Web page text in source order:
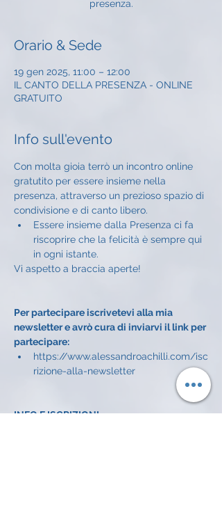
presenza.
Orario & Sede
19 gen 2025, 11:00 – 12:00
IL CANTO DELLA PRESENZA - ONLINE
GRATUITO
Info sull'evento
Con molta gioia terrò un incontro online
gratutito per essere insieme nella
presenza, attraverso un prezioso spazio di
condivisione e di canto libero.
Essere insieme dalla Presenza ci fa
riscoprire che la felicità è sempre qui
in ogni istante.
Vi aspetto a braccia aperte!
Per partecipare iscrivetevi alla mia
newsletter e avrò cura di inviarvi il link per
partecipare:
https://www.alessandroachilli.com/isc
rizione-alla-newsletter
INFO E ISCRIZIONI